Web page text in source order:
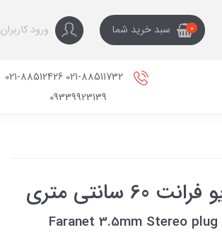
0 سبد خرید شما ورود کاربران
021-88511732 021-88512426
09339923139
Faranet 3.5mm Stereo